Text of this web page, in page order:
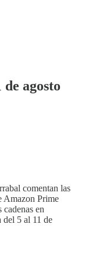
agosto
comentan las
Amazon Prime
en
del 5 al 11 de